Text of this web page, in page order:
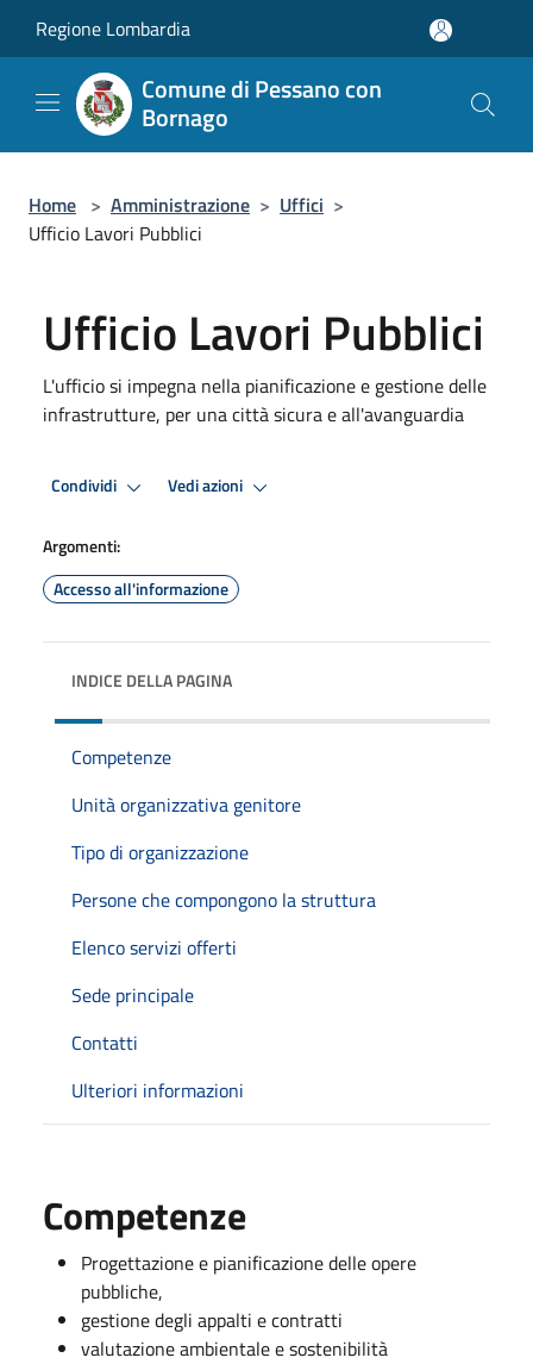
Regione Lombardia
Comune di Pessano con
Bornago
Home > Amministrazione > Uffici >
Ufficio Lavori Pubblici
Ufficio Lavori Pubblici
L'ufficio si impegna nella pianificazione e gestione delle
infrastrutture, per una città sicura e all'avanguardia
Condividi Vedi azioni
Argomenti:
Accesso all'informazione
INDICE DELLA PAGINA
Competenze
Unità organizzativa genitore
Tipo di organizzazione
Persone che compongono la struttura
Elenco servizi offerti
Sede principale
Contatti
Ulteriori informazioni
Competenze
Progettazione e pianificazione delle opere
pubbliche,
gestione degli appalti e contratti
valutazione ambientale e sostenibilità